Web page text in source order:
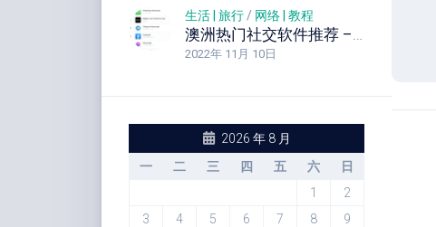
生活 | 旅行 / 网络 | 教程
澳洲热门社交软件推荐 – 十大澳大利亚常用的社交媒体平台软件分享
2022年 11月 10日
2026 年 8 月
一
二 三 四 五 六
日
1
2
3
4 5 6 7 8
9